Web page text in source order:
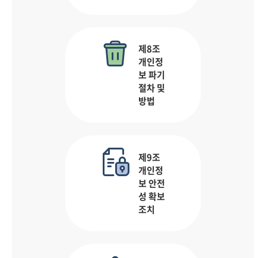
제8조
개인정
보 파기
절차 및
방법
제9조
개인정
보 안전
성 확보
조치